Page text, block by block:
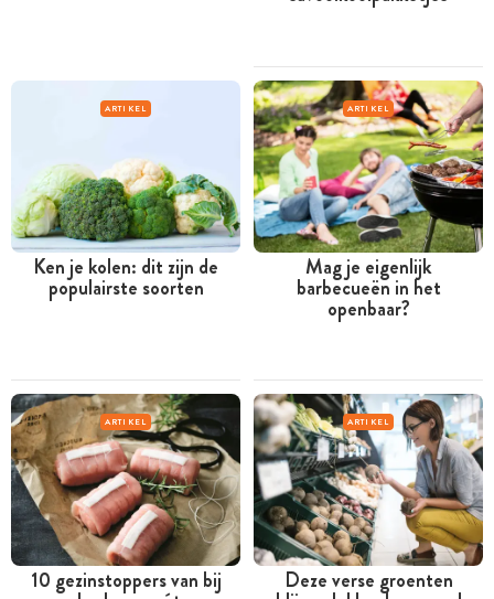
ARTIKEL
Ken je kolen: dit zijn de
populairste soorten
ARTIKEL
Mag je eigenlijk
barbecueën in het
openbaar?
ARTIKEL
10 gezinstoppers van bij
ARTIKEL
Deze verse groenten